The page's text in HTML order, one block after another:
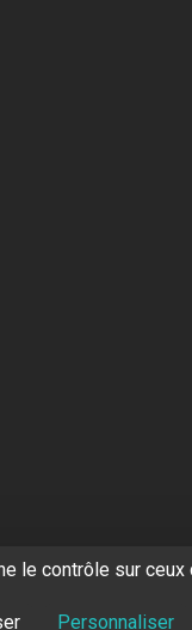
le contrôle sur ceux
Personnaliser